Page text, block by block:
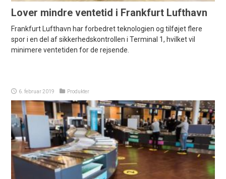
Lover mindre ventetid i Frankfurt Lufthavn
Frankfurt Lufthavn har forbedret teknologien og tilføjet flere
spor i en del af sikkerhedskontrollen i Terminal 1, hvilket vil
minimere ventetiden for de rejsende.
6. februar 2019 Produkter